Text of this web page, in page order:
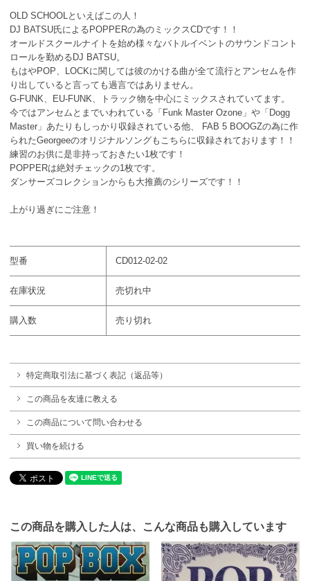
OLD SCHOOLといえばこの人！
DJ BATSU氏によるPOPPERの為のミックスCDです！！
オールドスクールナイトを始め様々なバトルイベントのサウンドコント
ロールを勤めるDJ BATSU。
もはやPOP、LOCKに関しては彼のかける曲が全て流行とアンセムを作
り出していると言っても過言ではありません。
G-FUNK、EU-FUNK、トラック物を中心にミックスされていてます。
今ではアンセムとまでいわれている「Funk Master Ozone」や「Dogg
Master」あたりもしっかり収録されている他、 FAB 5 BOOGZの為に作
られたGeorgeeのオリジナルソングもこちらに収録されております！！
練習のお供に是非持っておきたい1枚です！
POPPERは絶対チェックの1枚です。
ダンサーズコレクションからも大推薦のシリーズです！！
上がり過ぎにご注意！
型番 CD012-02-02
在庫状況 売切れ中
購入数 売り切れ
特定商取引法に基づく表記（返品等）
この商品を友達に教える
この商品について問い合わせる
買い物を続ける
この商品を購入した人は、こんな商品も購入しています